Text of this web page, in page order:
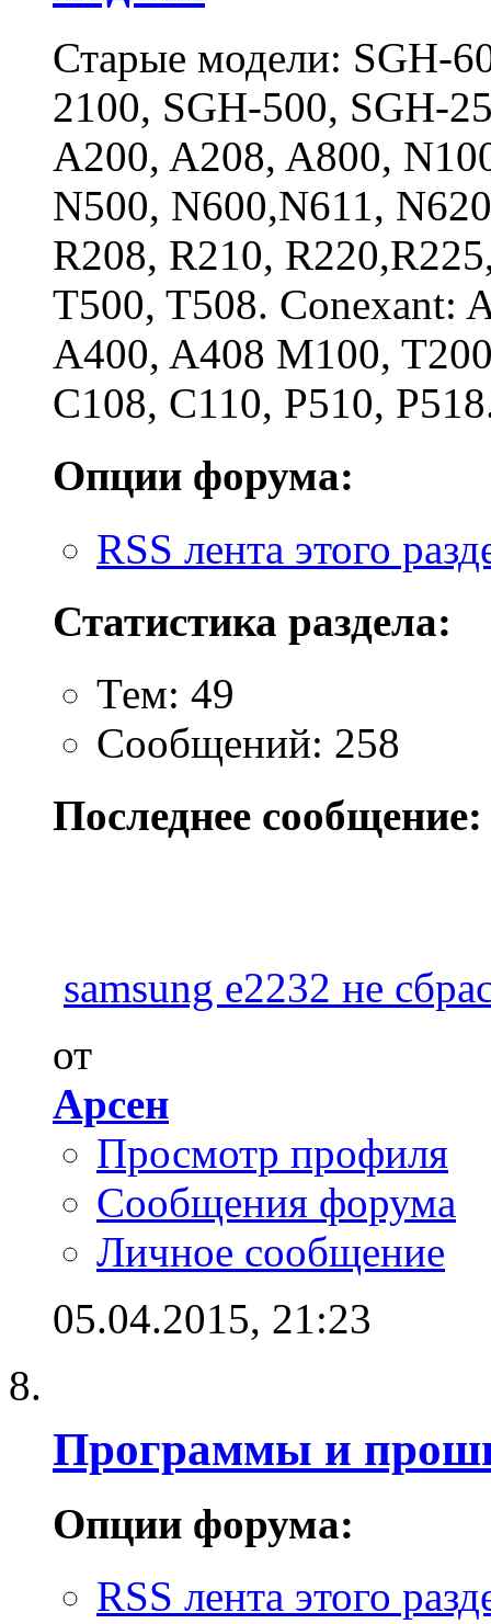
Старые модели: SGH-
2100, SGH-500, SGH-
A200, A208, A800,
N500, N600,N611,
R208, R210,
T500, T508. Conexant:
A400, A408 M100,
C108, C110, P510,
Опции форума:
RSS лента этого
Статистика раздела:
Тем: 49
Сообщений: 258
Последнее сообщение:
samsung e2232 не
от
Арсен
Просмотр профиля
Сообщения форума
Личное сообщение
05.04.2015, 21:23
Программы и
Опции форума:
RSS лента этого